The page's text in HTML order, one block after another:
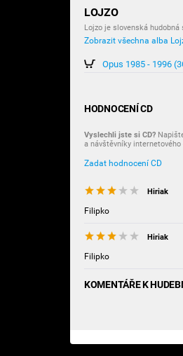
LOJZO
Lojzo je slovenská
Zobrazit všechna alba
Opus 1985 - 1996
HODNOCENÍ CD
Vyslechli jste si CD?
a návštěvníky internetového
Zadat hodnocení CD
Hiriak
Filipko
Hiriak
Filipko
KOMENTÁŘE K